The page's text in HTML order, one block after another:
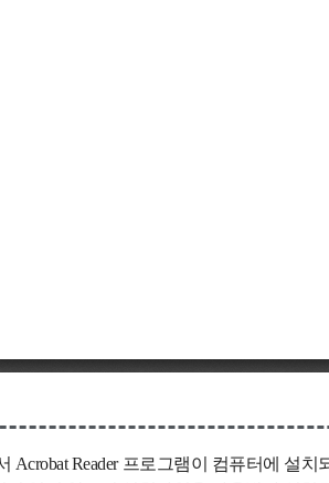
Acrobat Reader 프로그램이 컴퓨터에 설